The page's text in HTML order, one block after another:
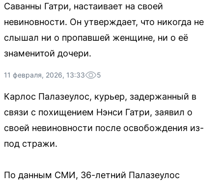
Саванны Гатри, настаивает на своей
невиновности. Он утверждает, что никогда не
слышал ни о пропавшей женщине, ни о её
знаменитой дочери.
11 февраля, 2026, 13:33 5
Карлос Палазеулос, курьер, задержанный в
связи с похищением Нэнси Гатри, заявил о
своей невиновности после освобождения из-
под стражи.
По данным СМИ, 36-летний Палазеулос